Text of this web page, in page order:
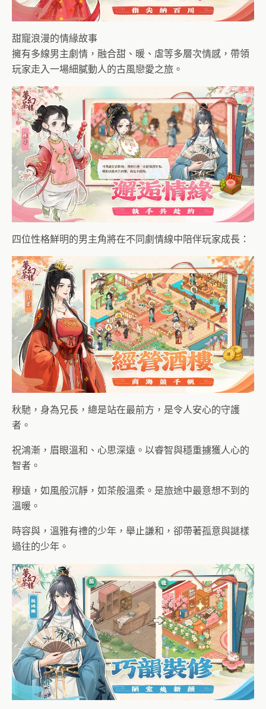
甜寵浪漫的情緣故事
擁有多線男主劇情，融合甜、暖、虐等多層次情感，帶領
玩家走入一場細膩動人的古風戀愛之旅。
四位性格鮮明的男主角將在不同劇情線中陪伴玩家成長：
秋馳，身為兄長，總是站在最前方，是令人安心的守護
者。
祝鴻漸，眉眼溫和、心思深遠。以睿智與穩重擄獲人心的
智者。
穆遠，如風般沉靜，如茶般溫柔。是旅途中最意想不到的
溫暖。
時容與，溫雅有禮的少年，舉止謙和，卻帶著孤意與謎樣
過往的少年。